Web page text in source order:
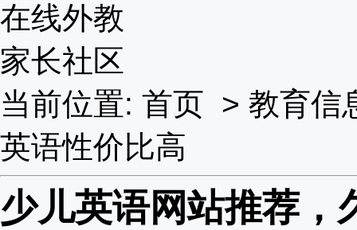
在线外教
家长社区
当前位置: 首页 > 教育信
英语性价比高
少儿英语网站推荐，